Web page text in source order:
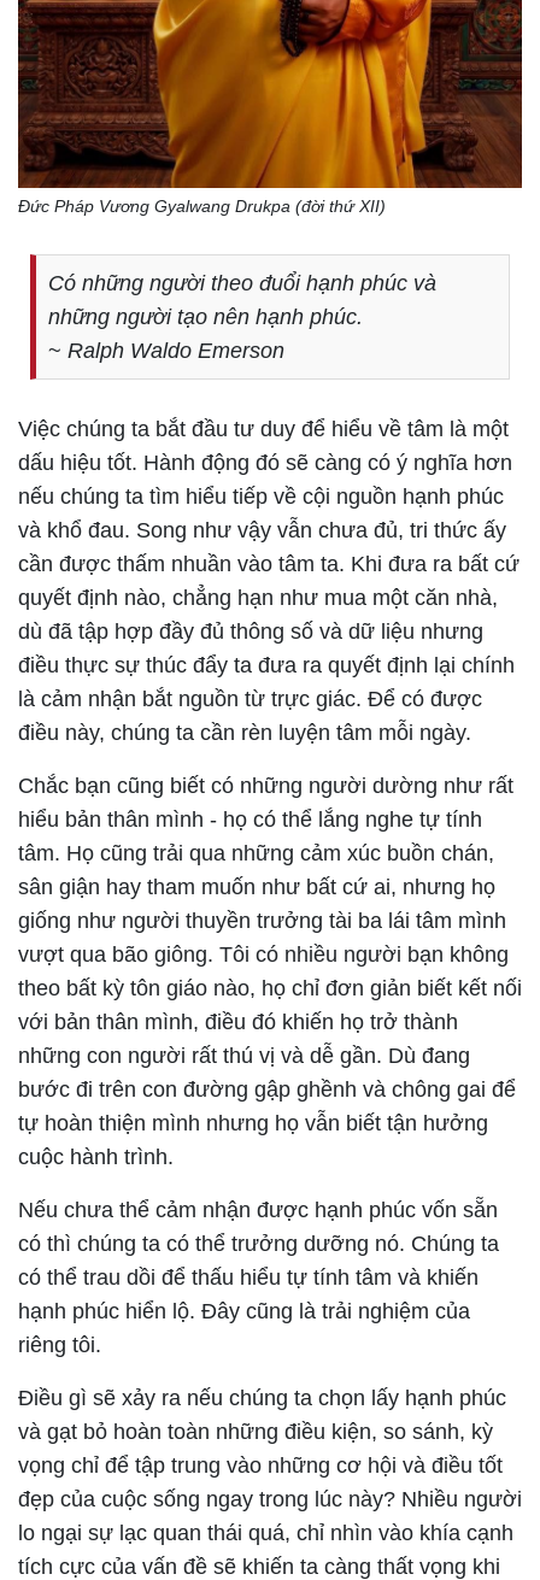
Đức Pháp Vương Gyalwang Drukpa (đời thứ XII)
Có những người theo đuổi hạnh phúc và
những người tạo nên hạnh phúc.
~ Ralph Waldo Emerson
Việc chúng ta bắt đầu tư duy để hiểu về tâm là một
dấu hiệu tốt. Hành động đó sẽ càng có ý nghĩa hơn
nếu chúng ta tìm hiểu tiếp về cội nguồn hạnh phúc
và khổ đau. Song như vậy vẫn chưa đủ, tri thức ấy
cần được thấm nhuần vào tâm ta. Khi đưa ra bất cứ
quyết định nào, chẳng hạn như mua một căn nhà,
dù đã tập hợp đầy đủ thông số và dữ liệu nhưng
điều thực sự thúc đẩy ta đưa ra quyết định lại chính
là cảm nhận bắt nguồn từ trực giác. Để có được
điều này, chúng ta cần rèn luyện tâm mỗi ngày.
Chắc bạn cũng biết có những người dường như rất
hiểu bản thân mình - họ có thể lắng nghe tự tính
tâm. Họ cũng trải qua những cảm xúc buồn chán,
sân giận hay tham muốn như bất cứ ai, nhưng họ
giống như người thuyền trưởng tài ba lái tâm mình
vượt qua bão giông. Tôi có nhiều người bạn không
theo bất kỳ tôn giáo nào, họ chỉ đơn giản biết kết nối
với bản thân mình, điều đó khiến họ trở thành
những con người rất thú vị và dễ gần. Dù đang
bước đi trên con đường gập ghềnh và chông gai để
tự hoàn thiện mình nhưng họ vẫn biết tận hưởng
cuộc hành trình.
Nếu chưa thể cảm nhận được hạnh phúc vốn sẵn
có thì chúng ta có thể trưởng dưỡng nó. Chúng ta
có thể trau dồi để thấu hiểu tự tính tâm và khiến
hạnh phúc hiển lộ. Đây cũng là trải nghiệm của
riêng tôi.
Điều gì sẽ xảy ra nếu chúng ta chọn lấy hạnh phúc
và gạt bỏ hoàn toàn những điều kiện, so sánh, kỳ
vọng chỉ để tập trung vào những cơ hội và điều tốt
đẹp của cuộc sống ngay trong lúc này? Nhiều người
lo ngại sự lạc quan thái quá, chỉ nhìn vào khía cạnh
tích cực của vấn đề sẽ khiến ta càng thất vọng khi